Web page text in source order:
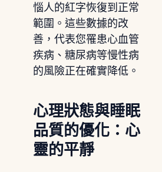
惱人的紅字恢復到正常
範圍。這些數據的改
善，代表您罹患心血管
疾病、糖尿病等慢性病
的風險正在確實降低。
心理狀態與睡眠
品質的優化：心
靈的平靜